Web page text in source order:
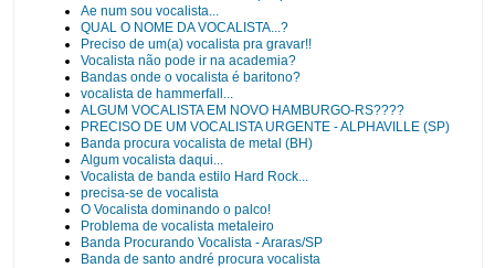
Ae num sou vocalista...
QUAL O NOME DA VOCALISTA...?
Preciso de um(a) vocalista pra gravar!!
Vocalista não pode ir na academia?
Bandas onde o vocalista é baritono?
vocalista de hammerfall...
ALGUM VOCALISTA EM NOVO HAMBURGO-RS????
PRECISO DE UM VOCALISTA URGENTE - ALPHAVILLE (SP)
Banda procura vocalista de metal (BH)
Algum vocalista daqui...
Vocalista de banda estilo Hard Rock...
precisa-se de vocalista
O Vocalista dominando o palco!
Problema de vocalista metaleiro
Banda Procurando Vocalista - Araras/SP
Banda de santo andré procura vocalista